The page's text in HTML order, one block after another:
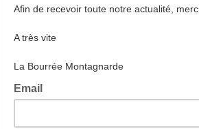
Afin de recevoir toute notre actualité,
A très vite
La Bourrée Montagnarde
Email